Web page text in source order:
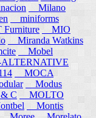
Milano
miniforms
MIO
Miranda Watkins
Mobel
MOCA
Modus
C
MOLTO
Montis